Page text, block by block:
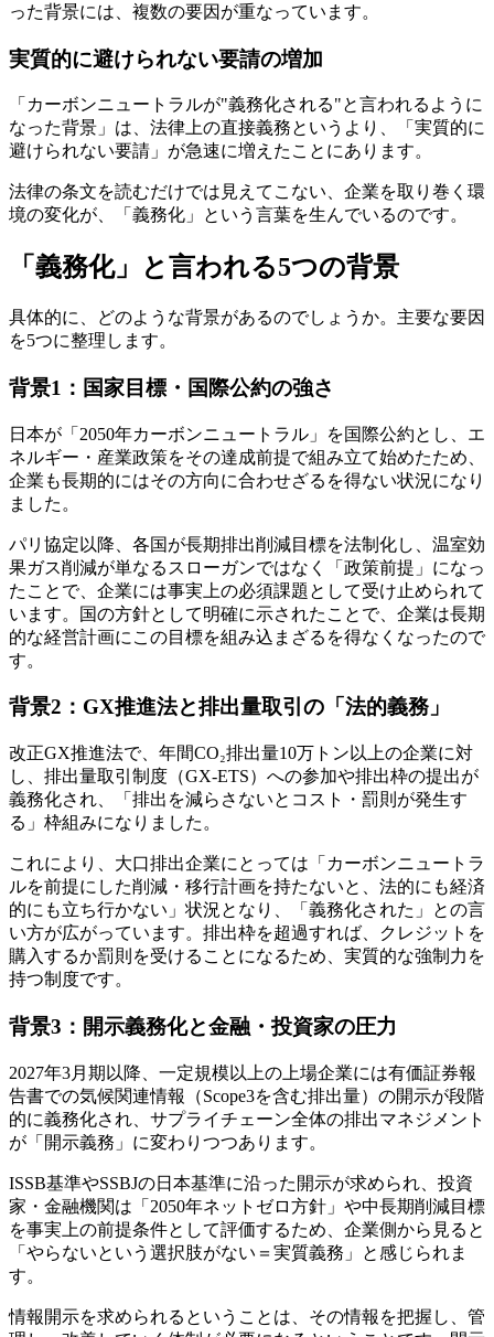
った背景には、複数の要因が重なっています。
実質的に避けられない要請の増加
「カーボンニュートラルが"義務化される"と言われるように
なった背景」は、法律上の直接義務というより、「実質的に
避けられない要請」が急速に増えたことにあります。
法律の条文を読むだけでは見えてこない、企業を取り巻く環
境の変化が、「義務化」という言葉を生んでいるのです。
「義務化」と言われる5つの背景
具体的に、どのような背景があるのでしょうか。主要な要因
を5つに整理します。
背景1：国家目標・国際公約の強さ
日本が「2050年カーボンニュートラル」を国際公約とし、エ
ネルギー・産業政策をその達成前提で組み立て始めたため、
企業も長期的にはその方向に合わせざるを得ない状況になり
ました。
パリ協定以降、各国が長期排出削減目標を法制化し、温室効
果ガス削減が単なるスローガンではなく「政策前提」になっ
たことで、企業には事実上の必須課題として受け止められて
います。国の方針として明確に示されたことで、企業は長期
的な経営計画にこの目標を組み込まざるを得なくなったので
す。
背景2：GX推進法と排出量取引の「法的義務」
改正GX推進法で、年間CO₂排出量10万トン以上の企業に対
し、排出量取引制度（GX-ETS）への参加や排出枠の提出が
義務化され、「排出を減らさないとコスト・罰則が発生す
る」枠組みになりました。
これにより、大口排出企業にとっては「カーボンニュートラ
ルを前提にした削減・移行計画を持たないと、法的にも経済
的にも立ち行かない」状況となり、「義務化された」との言
い方が広がっています。排出枠を超過すれば、クレジットを
購入するか罰則を受けることになるため、実質的な強制力を
持つ制度です。
背景3：開示義務化と金融・投資家の圧力
2027年3月期以降、一定規模以上の上場企業には有価証券報
告書での気候関連情報（Scope3を含む排出量）の開示が段階
的に義務化され、サプライチェーン全体の排出マネジメント
が「開示義務」に変わりつつあります。
ISSB基準やSSBJの日本基準に沿った開示が求められ、投資
家・金融機関は「2050年ネットゼロ方針」や中長期削減目標
を事実上の前提条件として評価するため、企業側から見ると
「やらないという選択肢がない＝実質義務」と感じられま
す。
情報開示を求められるということは、その情報を把握し、管